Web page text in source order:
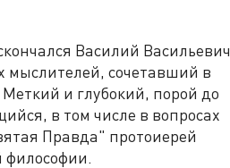
Василий Васильевич
мыслителей, сочетавший в
и глубокий, порой до
в том числе в вопросах
Правда" протоиерей
философии.